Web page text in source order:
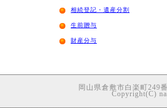
相続登記・遺産分割
生前贈与
財産分与
岡山県倉敷市白楽町249
Copyright(C)